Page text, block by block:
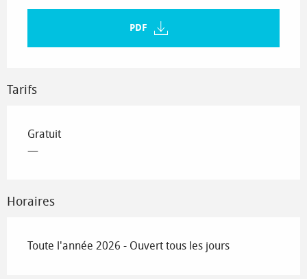
PDF
Tarifs
Gratuit
—
Horaires
Toute l'année 2026 - Ouvert tous les jours